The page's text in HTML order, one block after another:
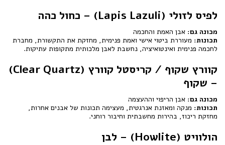
לפיס לזולי (Lapis Lazuli) – כחול כהה
מכונה גם: אבן האמת והחכמה
תכונות: מעוררת ביטוי אישי ואמת פנימית, מחזקת את התקשורת, מחברת
לחכמה פנימית ואינטואיציה, נחשבת לאבן מלכותית מתקופות עתיקות.
קוורץ שקוף / קריסטל קוורץ (Clear Quartz)
– שקוף
מכונה גם: אבן הריפוי וההעצמה
תכונות: מנקה ומאזנת אנרגטית, מעצימה תכונות של אבנים אחרות,
מחזקת ריכוז, בהירות מחשבתית וחיבור רוחני.
הולוויט (Howlite) – לבן